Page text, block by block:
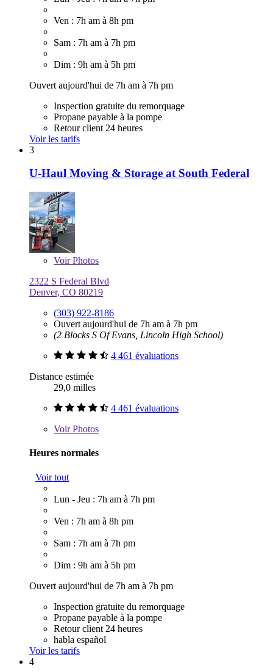
Ven : 7h am à 8h pm
Sam : 7h am à 7h pm
Dim : 9h am à 5h pm
Ouvert aujourd'hui de 7h am à 7h pm
Inspection gratuite du remorquage
Propane payable à la pompe
Retour client 24 heures
Voir les tarifs
3
U-Haul Moving & Storage at South Federal
VoirPhotos
2322 S Federal Blvd
Denver, CO 80219
(303) 922-8186
Ouvert aujourd'hui de 7h am à 7h pm
(2 Blocks S Of Evans, Lincoln High School)
4 461 évaluations
Distance estimée
29,0 milles
4 461 évaluations
VoirPhotos
Heures normales
Voir tout
Lun - Jeu : 7h am à 7h pm
Ven : 7h am à 8h pm
Sam : 7h am à 7h pm
Dim : 9h am à 5h pm
Ouvert aujourd'hui de 7h am à 7h pm
Inspection gratuite du remorquage
Propane payable à la pompe
Retour client 24 heures
habla español
Voir les tarifs
4